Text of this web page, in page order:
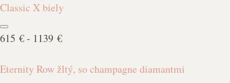
Classic X biely
615 € - 1139 €
Eternity Row žltý, so champagne diamantmi